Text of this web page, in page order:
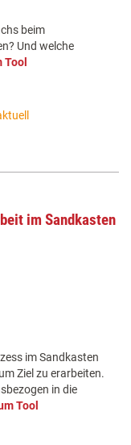
beim
Und welche
Tool
im Sandkasten
im Sandkasten
Ziel zu erarbeiten.
in die
Tool